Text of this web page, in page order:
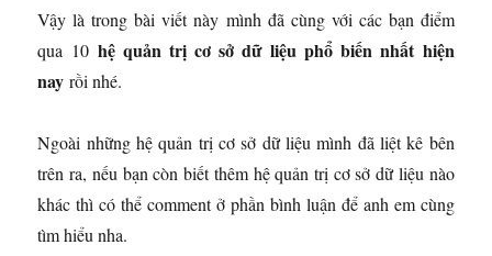
Vậy là trong bài viết này mình đã cùng với các bạn điểm
qua 10 hệ quản trị cơ sở dữ liệu phổ biến nhất hiện
nay rồi nhé.
Ngoài những hệ quản trị cơ sở dữ liệu mình đã liệt kê bên
trên ra, nếu bạn còn biết thêm hệ quản trị cơ sở dữ liệu nào
khác thì có thể comment ở phần bình luận để anh em cùng
tìm hiểu nha.